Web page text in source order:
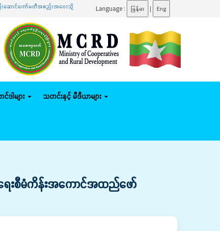
ောင်ကော်မတီအစည်းအဝေးသို့ တက်ရောက် .......ပြည်ထောင်စုဝန်ကြီး ဦးမျိုးဇော်သိမ်း နေပြည်တေ
Language : မြန်မာ | Eng
ါများ သတင်းနှင့် မီဒီယာများ
ရေးစီမံကိန်းအကောင်အထည်ဖော်